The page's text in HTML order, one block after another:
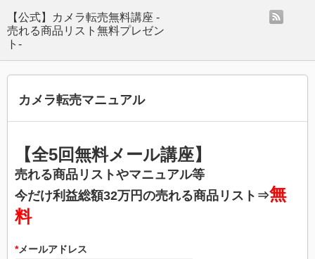
【公式】カメラ転売無料講座 -
売れる商品リスト無料プレゼン
ト-
カメラ転売マニュアル
​【全5回無料メール講座】
売れる商品リストやマニュアル等
今だけ利益総額32万円の売れる商品リスト ⇒無
料
*メールアドレス